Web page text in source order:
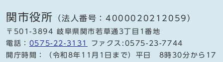
関市役所 （法人番号：4000020212059）
〒501-3894 岐阜県関市若草通3丁目1番地
電話： 0575-22-3131
ファクス:0575-23-7744
開庁時間：（令和8年11月1日まで）平日 8時30分から17